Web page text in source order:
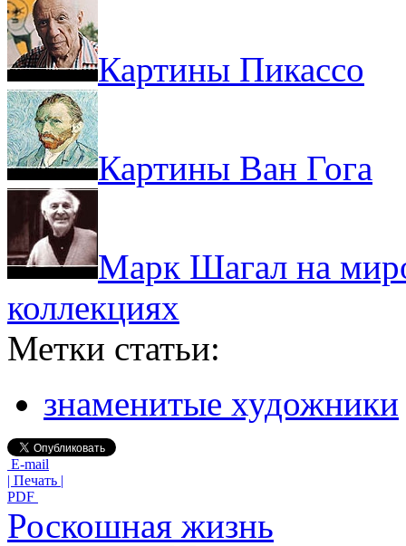
Картины Пикассо
Картины Ван Гога
Марк Шагал на
коллекциях
Метки статьи:
знаменитые художники
E-mail
| Печать |
PDF
Роскошная жизнь